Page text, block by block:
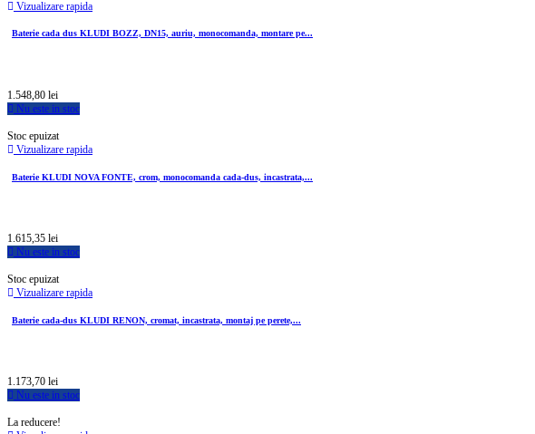
Vizualizare rapida
Baterie cada dus KLUDI BOZZ, DN15, auriu, monocomanda, montare pe...
1.548,80 lei
Nu este in stoc
Stoc epuizat
Vizualizare rapida
Baterie KLUDI NOVA FONTE, crom, monocomanda cada-dus, incastrata,...
1.615,35 lei
Nu este in stoc
Stoc epuizat
Vizualizare rapida
Baterie cada-dus KLUDI RENON, cromat, incastrata, montaj pe perete,...
1.173,70 lei
Nu este in stoc
La reducere!